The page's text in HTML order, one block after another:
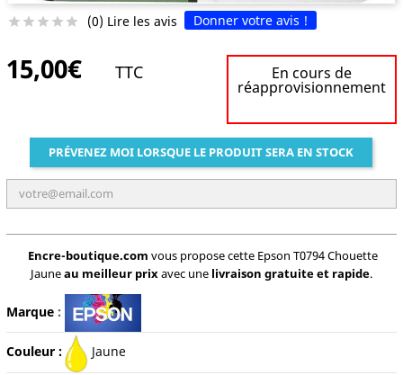
     (0) Lire les avis Donner votre avis !
15,00€ TTC En cours de
réapprovisionnement
PRÉVENEZ MOI LORSQUE LE PRODUIT SERA EN STOCK
Encre-boutique.com vous propose cette Epson T0794 Chouette
Jauneau meilleur prixavec une livraison gratuite et rapide.
Marque:
Couleur : Jaune